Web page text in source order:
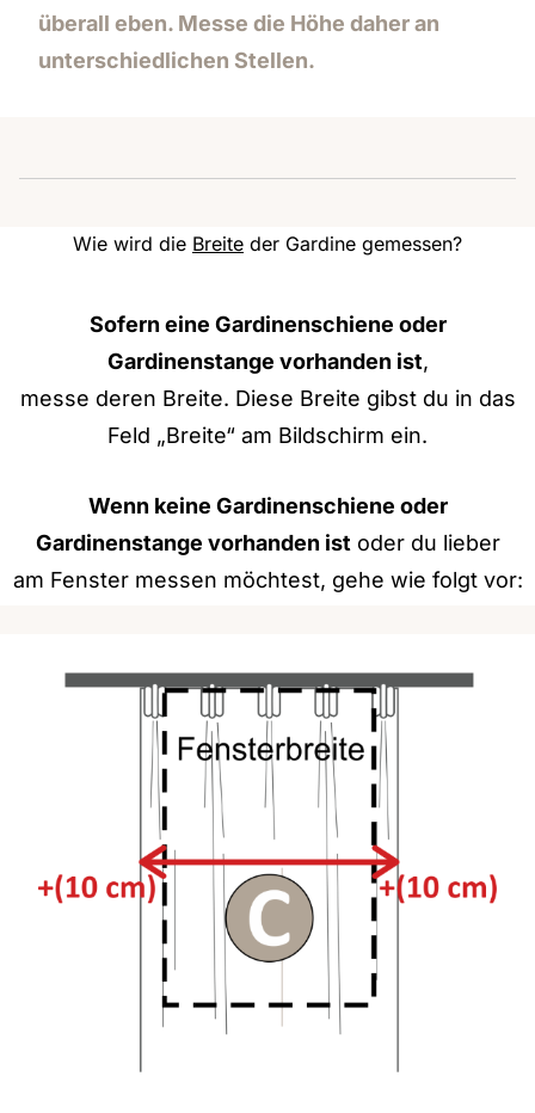
überall eben. Messe die Höhe daher an
unterschiedlichen Stellen.
Wie wird die Breite der Gardine gemessen?
Sofern eine Gardinenschiene oder
Gardinenstange vorhanden ist,
messe deren Breite. Diese Breite gibst du in das
Feld „Breite“ am Bildschirm ein.
Wenn keine Gardinenschiene oder
Gardinenstange vorhanden ist oder du lieber
am Fenster messen möchtest, gehe wie folgt vor: